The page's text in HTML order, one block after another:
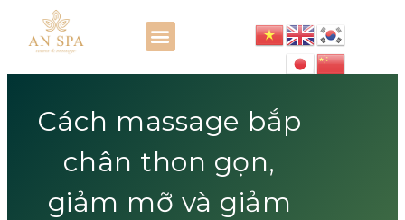
Cách massage bắp
chân thon gọn,
giảm mỡ và giảm